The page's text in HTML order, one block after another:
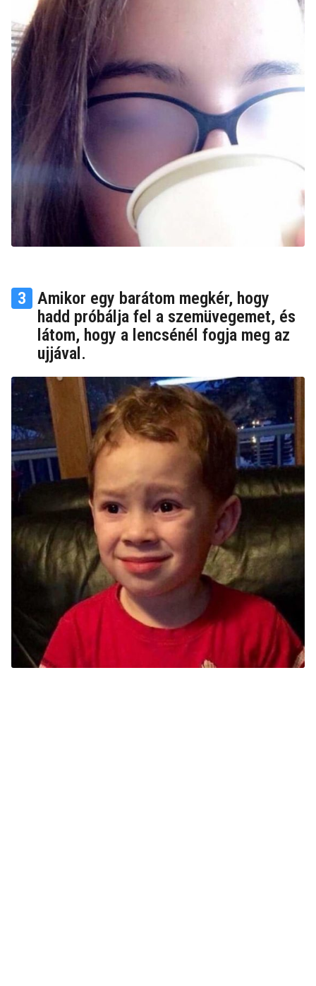
3 Amikor egy barátom megkér, hogy
hadd próbálja fel a szemüvegemet, és
látom, hogy a lencsénél fogja meg az
ujjával.